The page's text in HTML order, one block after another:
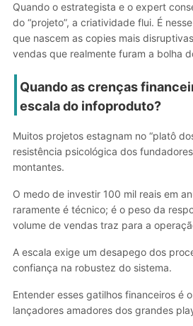
Quando o estrategista e o expert
do “projeto”, a criatividade flui. É
que nascem as copies mais
vendas que realmente furam a bolha
Quando as crenças
escala do infoproduto?
Muitos projetos estagnam no “platô
resistência psicológica dos
montantes.
O medo de investir 100 mil reais em
raramente é técnico; é o peso da
volume de vendas traz para a
A escala exige um desapego dos
confiança na robustez do sistema.
Entender esses gatilhos financeiros é
lançadores amadores dos grandes